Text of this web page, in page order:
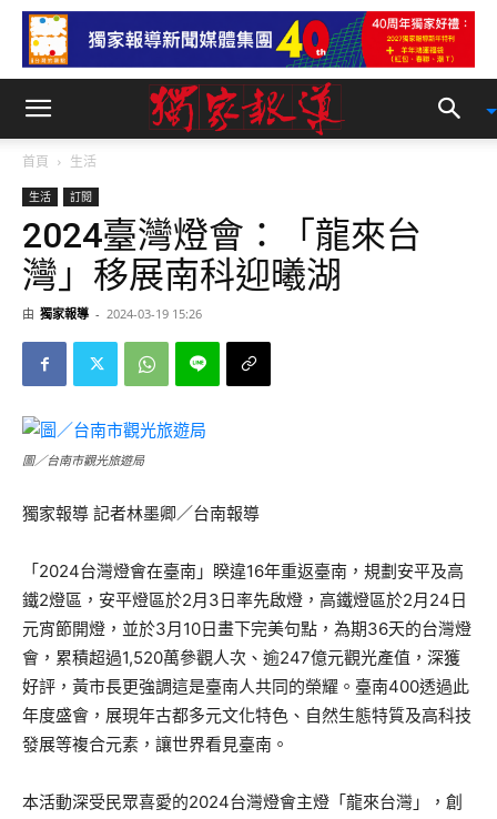
首頁 生活
生活 訂閱
2024臺灣燈會：「龍來台
灣」移展南科迎曦湖
由 獨家報導 - 2024-03-19 15:26
圖／台南市觀光旅遊局
獨家報導 記者林墨卿／台南報導
「2024台灣燈會在臺南」睽違16年重返臺南，規劃安平及高
鐵2燈區，安平燈區於2月3日率先啟燈，高鐵燈區於2月24日
元宵節開燈，並於3月10日畫下完美句點，為期36天的台灣燈
會，累積超過1,520萬參觀人次、逾247億元觀光產值，深獲
好評，黃市長更強調這是臺南人共同的榮耀。臺南400透過此
年度盛會，展現年古都多元文化特色、自然生態特質及高科技
發展等複合元素，讓世界看見臺南。
本活動深受民眾喜愛的2024台灣燈會主燈「龍來台灣」，創